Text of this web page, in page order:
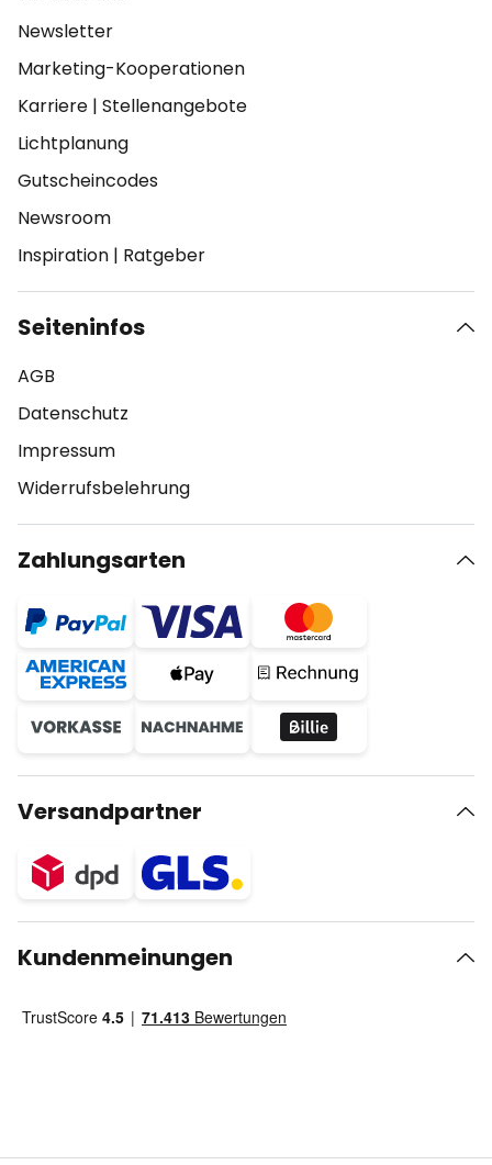
Newsletter
Marketing-Kooperationen
Karriere | Stellenangebote
Lichtplanung
Gutscheincodes
Newsroom
Inspiration | Ratgeber
Seiteninfos
AGB
Datenschutz
Impressum
Widerrufsbelehrung
Zahlungsarten
Versandpartner
Kundenmeinungen